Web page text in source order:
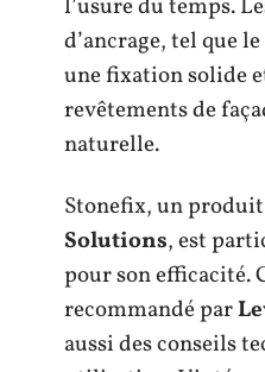
l’usure du temps.
d’ancrage, tel que le
une fixation solide
revêtements de
naturelle.
Stonefix, un
Solutions, est
pour son efficacité.
recommandé par
aussi des conseils